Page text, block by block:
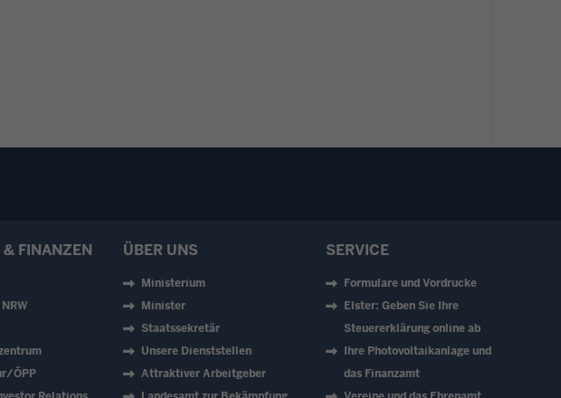
FINANZEN
ÖPP
ÜBER UNS
Ministerium
Minister
Staatssekretär
Unsere Dienststellen
Attraktiver Arbeitgeber
SERVICE
Formulare und Vordrucke
Elster: Geben Sie Ihre
Steuererklärung online ab
Ihre Photovoltaikanlage und
das Finanzamt